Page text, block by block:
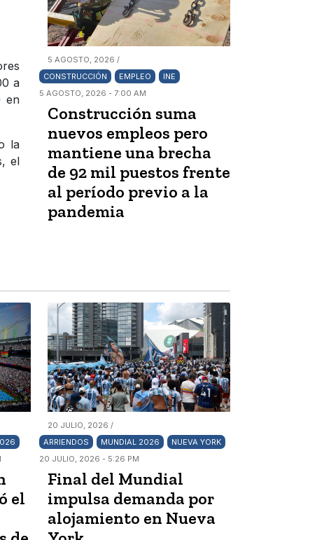
a
en
la
el
5 AGOSTO, 2026 /
CONSTRUCCIÓN
EMPLEO
INE
5 AGOSTO, 2026 - 7:00 AM
Construcción suma
nuevos empleos pero
mantiene una brecha
de 92 mil puestos frente
al período previo a la
pandemia
el
20 JULIO, 2026 /
ARRIENDOS
MUNDIAL 2026
NUEVA YORK
20 JULIO, 2026 - 5:26 PM
Final del Mundial
impulsa demanda por
alojamiento en Nueva